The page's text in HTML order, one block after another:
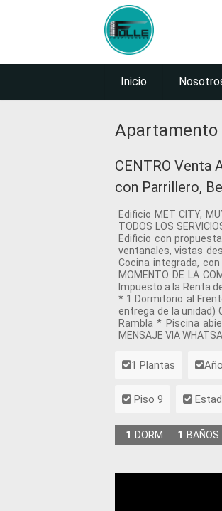
Inicio
Apartamento
CENTRO Venta
con Parrillero,
Edificio MET CITY,
TODOS LOS
Edificio con
ventanales, vistas
Cocina integrada, con
MOMENTO DE LA
Impuesto a la Renta
* 1 Dormitorio al
entrega de la unidad)
Rambla * Piscina
MENSAJE VIA
1 Plantas
Piso 9
1 DORM 1 BAÑOS